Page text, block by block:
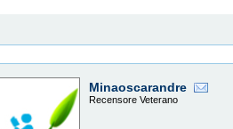
Minaoscarandre
Recensore Veterano